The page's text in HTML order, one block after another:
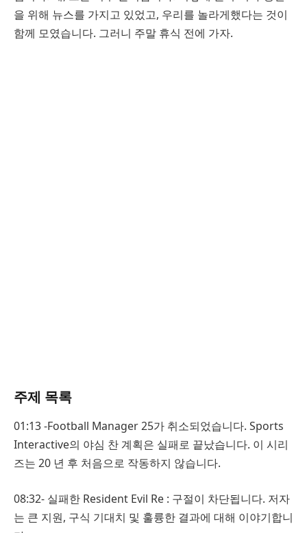
을 위해 뉴스를 가지고 있었고, 우리를 놀라게했다는 것이
함께 모였습니다. 그러니 주말 휴식 전에 가자.
주제 목록
01:13 -Football Manager 25가 취소되었습니다. Sports
Interactive의 야심 찬 계획은 실패로 끝났습니다. 이 시리
즈는 20 년 후 처음으로 작동하지 않습니다.
08:32- 실패한 Resident Evil Re : 구절이 차단됩니다. 저자
는 큰 지원, 구식 기대치 및 훌륭한 결과에 대해 이야기합니